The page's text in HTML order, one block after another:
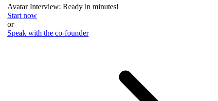
Avatar Interview: Ready in minutes!
Start now
or
Speak with the co-founder